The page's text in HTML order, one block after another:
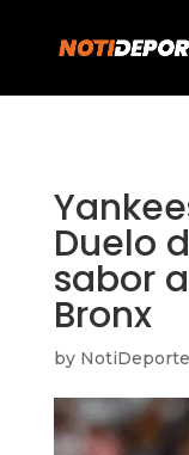
Duelo
sabor
Bronx
by